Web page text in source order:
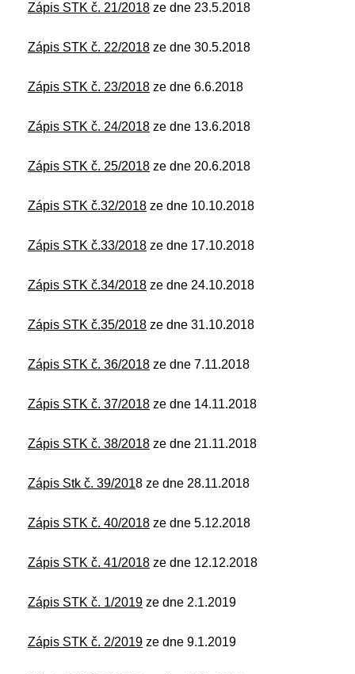
Zápis STK č. 21/2018 ze dne 23.5.2018
Zápis STK č. 22/2018 ze dne 30.5.2018
Zápis STK č. 23/2018 ze dne 6.6.2018
Zápis STK č. 24/2018 ze dne 13.6.2018
Zápis STK č. 25/2018 ze dne 20.6.2018
Zápis STK č.32/2018 ze dne 10.10.2018
Zápis STK č.33/2018 ze dne 17.10.2018
Zápis STK č.34/2018 ze dne 24.10.2018
Zápis STK č.35/2018 ze dne 31.10.2018
Zápis STK č. 36/2018 ze dne 7.11.2018
Zápis STK č. 37/2018 ze dne 14.11.2018
Zápis STK č. 38/2018 ze dne 21.11.2018
Zápis Stk č. 39/2018 ze dne 28.11.2018
Zápis STK č. 40/2018 ze dne 5.12.2018
Zápis STK č. 41/2018 ze dne 12.12.2018
Zápis STK č. 1/2019 ze dne 2.1.2019
Zápis STK č. 2/2019 ze dne 9.1.2019